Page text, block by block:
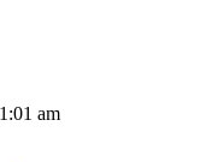
am